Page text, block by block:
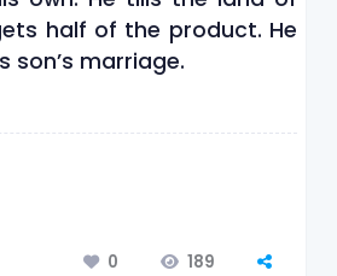
half of the product. He
marriage.
0
189